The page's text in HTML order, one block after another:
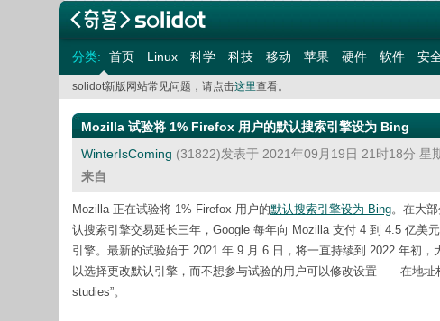
分类: 首页 Linux 科学 科技 移动 苹果 硬件 软件 安
solidot新版网站常见问题，请点击这里查看。
Mozilla 试验将 1% Firefox 用户的默认搜索引擎设为 Bing
WinterIsComing (31822)发表于 2021年09月19日 21时18分 星
来自
Mozilla 正在试验将 1% Firefox 用户的默认搜索引擎设为 Bing。在大
认搜索引擎交易延长三年，Google 每年向 Mozilla 支付 4 到 4.5 亿美
引擎。最新的试验始于 2021 年 9 月 6 日，将一直持续到 2022 年初
以选择更改默认引擎，而不想参与试验的用户可以修改设置——在地
studies”。